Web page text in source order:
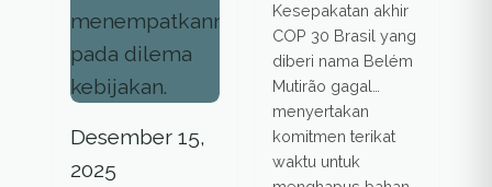
Desember 15,
2025
Kesepakatan akhir
COP 30 Brasil yang
diberi nama Belém
Mutirão gagal
menyertakan
komitmen terikat
waktu untuk